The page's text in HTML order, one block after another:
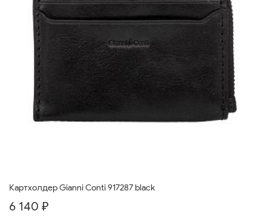
Картхолдер Gianni Conti 917287 black
6 140 ₽